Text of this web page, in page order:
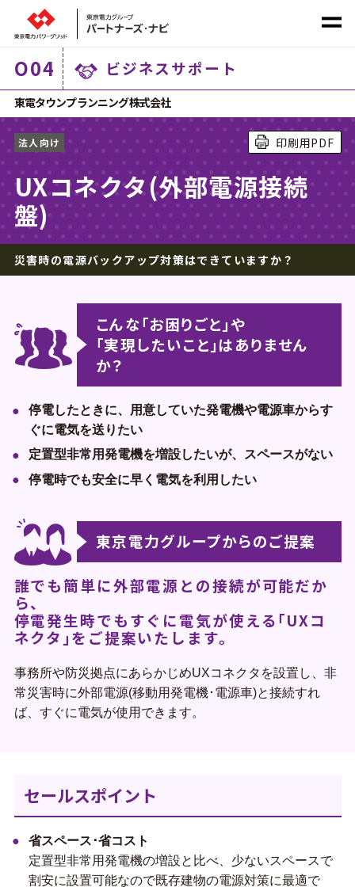
社会課題から探す
サービス カテゴリ から探す
商材一覧
地域のお困りごとを解決します
O04 ビジネスサポート
東電タウンプランニング株式会社
法人向け 印刷用PDF
UXコネクタ(外部電源接続
盤)
災害時の電源バックアップ対策はできていますか？
こんな｢お困りごと｣や
｢実現したいこと｣はありません
か？
停電したときに、用意していた発電機や電源車からす
ぐに電気を送りたい
定置型非常用発電機を増設したいが、スペースがない
停電時でも安全に早く電気を利用したい
東京電力グループからのご提案
誰でも簡単に外部電源との接続が可能だか
ら、
停電発生時でもすぐに電気が使える｢UXコ
ネクタ｣をご提案いたします。
事務所や防災拠点にあらかじめUXコネクタを設置し、非
常災害時に外部電源(移動用発電機･電源車)と接続すれ
ば、すぐに電気が使用できます。
セールスポイント
省スペース･省コスト
定置型非常用発電機の増設と比べ、少ないスペースで
割安に設置可能なので既存建物の電源対策に最適で